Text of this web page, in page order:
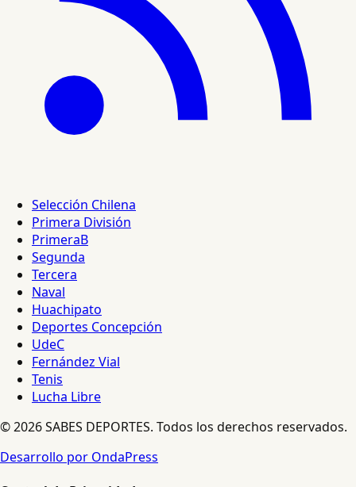
Selección Chilena
Primera División
PrimeraB
Segunda
Tercera
Naval
Huachipato
Deportes Concepción
UdeC
Fernández Vial
Tenis
Lucha Libre
© 2026 SABES DEPORTES. Todos los derechos reservados.
Desarrollo por OndaPress